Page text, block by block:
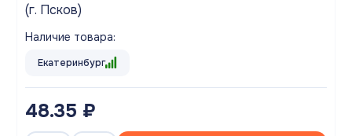
(г. Псков)
Наличие товара:
Екатеринбург
48.35 ₽